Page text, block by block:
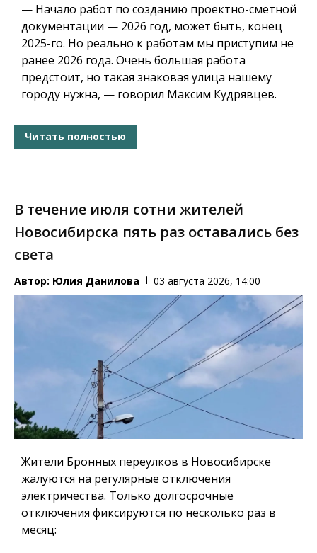
— Начало работ по созданию проектно-сметной
документации — 2026 год, может быть, конец
2025-го. Но реально к работам мы приступим не
ранее 2026 года. Очень большая работа
предстоит, но такая знаковая улица нашему
городу нужна, — говорил Максим Кудрявцев.
Читать полностью
В течение июля сотни жителей
Новосибирска пять раз оставались без
света
Автор: Юлия Данилова 03 августа 2026, 14:00
Жители Бронных переулков в Новосибирске
жалуются на регулярные отключения
электричества. Только долгосрочные
отключения фиксируются по несколько раз в
месяц: